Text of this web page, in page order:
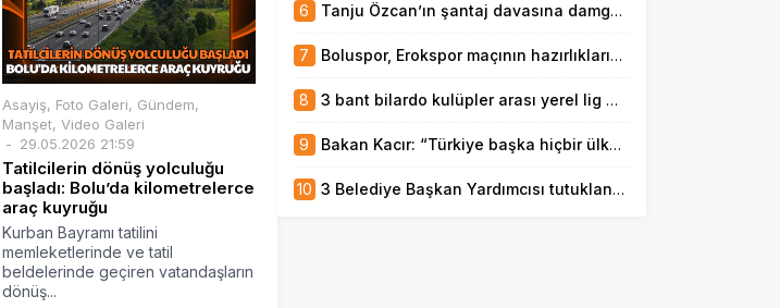
Asayiş, Foto Galeri, Gündem,
Manşet, Video Galeri
29.05.2026 21:59
Tatilcilerin dönüş yolculuğu
başladı: Bolu’da kilometrelerce
araç kuyruğu
Kurban Bayramı tatilini
memleketlerinde ve tatil
beldelerinde geçiren vatandaşların
dönüş...
6 Tanju Özcan’ın şantaj davasına damga vuran iddia: “Narven Termal Kasaba’ya şoförü götürdü, Tanju Özcan’la birlikte olurken izledi”
7 Boluspor, Erokspor maçının hazırlıklarına başladı
8 3 bant bilardo kulüpler arası yerel lig müsabakaları sürüyor
9 Bakan Kacır: “Türkiye başka hiçbir ülkenin başaramadığı bir ihracat kabiliyeti seviyesine erişti”
10 3 Belediye Başkan Yardımcısı tutuklanan Bolu Belediyesi’nde yeni atama